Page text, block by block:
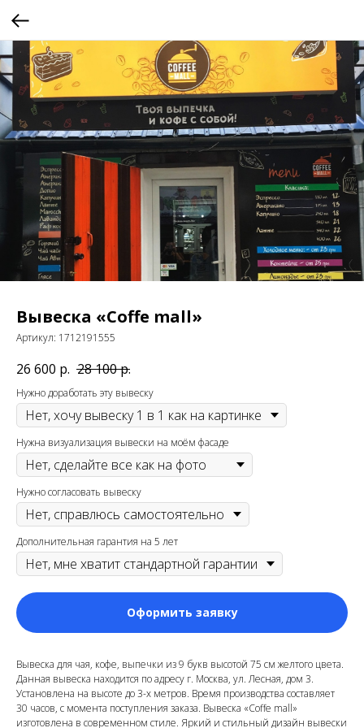
Вывеска «Coffe mall»
Артикул: 1712191555
26 600 р. 28 100р.
Нужно доработать эту вывеску
Нужна визуализация вывески на моём фасаде
Нужно согласовать вывеску
Дополнительная гарантия на 5 лет
Оформить заявку
Вывеска для чая, кофе, выпечки из 9 букв высотой 75 см желтого цвета.
Данная вывеска находится по адресу г. Москва, ул. Лесная, дом 3.
Установлена на высоте до 3-х метров. Время производства составляет
30 часов, с момента поступления заказа. Вывеска «Coffe mall»
изготовлена в современном стиле. Яркий и стильный дизайн вывески